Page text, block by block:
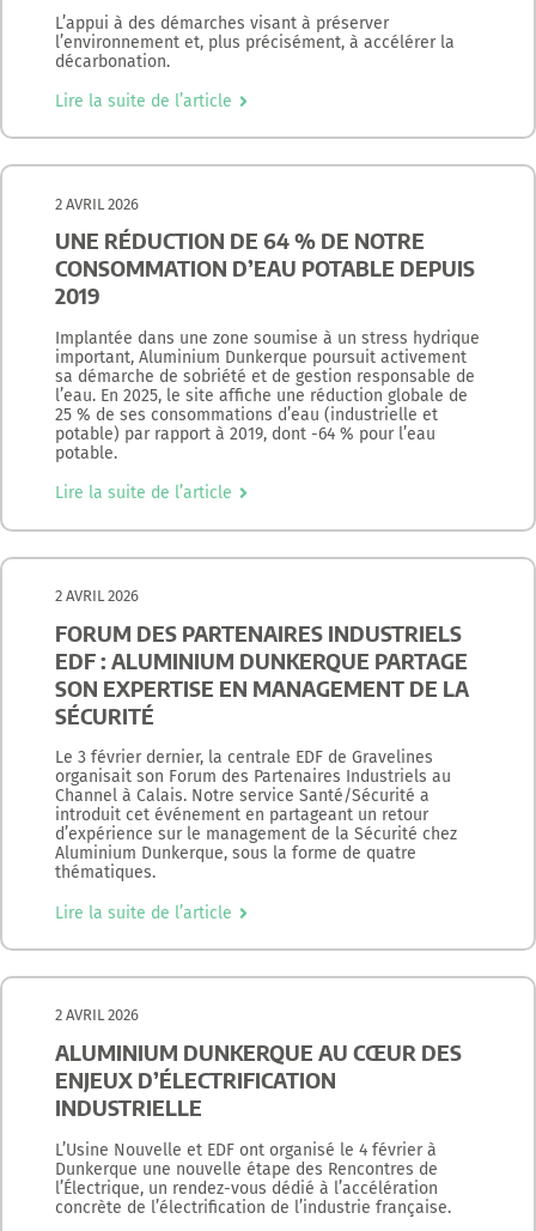
L’appui à des démarches visant à préserver
l’environnement et, plus précisément, à accélérer la
décarbonation.
Lire la suite de l’article
2 AVRIL 2026
UNE RÉDUCTION DE 64 % DE NOTRE
CONSOMMATION D’EAU POTABLE DEPUIS
2019
Implantée dans une zone soumise à un stress hydrique
important, Aluminium Dunkerque poursuit activement
sa démarche de sobriété et de gestion responsable de
l’eau. En 2025, le site affiche une réduction globale de
25 % de ses consommations d’eau (industrielle et
potable) par rapport à 2019, dont -64 % pour l’eau
potable.
Lire la suite de l’article
2 AVRIL 2026
FORUM DES PARTENAIRES INDUSTRIELS
EDF : ALUMINIUM DUNKERQUE PARTAGE
SON EXPERTISE EN MANAGEMENT DE LA
SÉCURITÉ
Le 3 février dernier, la centrale EDF de Gravelines
organisait son Forum des Partenaires Industriels au
Channel à Calais. Notre service Santé/Sécurité a
introduit cet événement en partageant un retour
d’expérience sur le management de la Sécurité chez
Aluminium Dunkerque, sous la forme de quatre
thématiques.
Lire la suite de l’article
2 AVRIL 2026
ALUMINIUM DUNKERQUE AU CŒUR DES
ENJEUX D’ÉLECTRIFICATION
INDUSTRIELLE
L’Usine Nouvelle et EDF ont organisé le 4 février à
Dunkerque une nouvelle étape des Rencontres de
l’Électrique, un rendez-vous dédié à l’accélération
concrète de l’électrification de l’industrie française.